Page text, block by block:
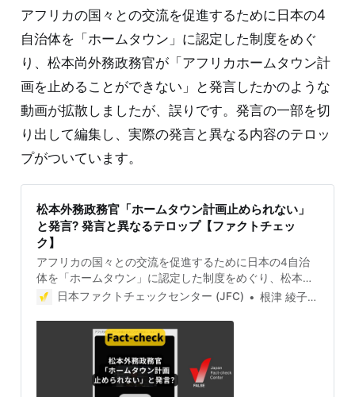
アフリカの国々との交流を促進するために日本の4
自治体を「ホームタウン」に認定した制度をめぐ
り、松本尚外務政務官が「アフリカホームタウン計
画を止めることができない」と発言したかのような
動画が拡散しましたが、誤りです。発言の一部を切
り出して編集し、実際の発言と異なる内容のテロッ
プがついています。
松本外務政務官「ホームタウン計画止められない」
と発言? 発言と異なるテロップ【ファクトチェッ
ク】
アフリカの国々との交流を促進するために日本の4自治
体を「ホームタウン」に認定した制度をめぐり、松本尚
外務政務官が「アフリカホームタウン計画を止めること
が、誤りです。発言の一部を切り出して編集し、実際の
発言と異なる内容のテロップがついています。 検証対象
2025年9月2日、「アフリカホームタウン計画止めるこ
とができない。はあ?💢」という文言付きの動画がXで拡
散した。 TikTokのロゴと「@the_answerer_」というア
日本ファクトチェックセンター (JFC) 根津 綾子(Ayako Nezu)